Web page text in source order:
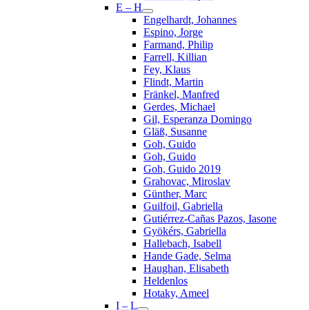
E – H
Engelhardt, Johannes
Espino, Jorge
Farmand, Philip
Farrell, Killian
Fey, Klaus
Flindt, Martin
Fränkel, Manfred
Gerdes, Michael
Gil, Esperanza Domingo
Gläß, Susanne
Goh, Guido
Goh, Guido
Goh, Guido 2019
Grahovac, Miroslav
Günther, Marc
Guilfoil, Gabriella
Gutiérrez-Cañas Pazos, Iasone
Gyökérs, Gabriella
Hallebach, Isabell
Hande Gade, Selma
Haughan, Elisabeth
Heldenlos
Hotaky, Ameel
I – L